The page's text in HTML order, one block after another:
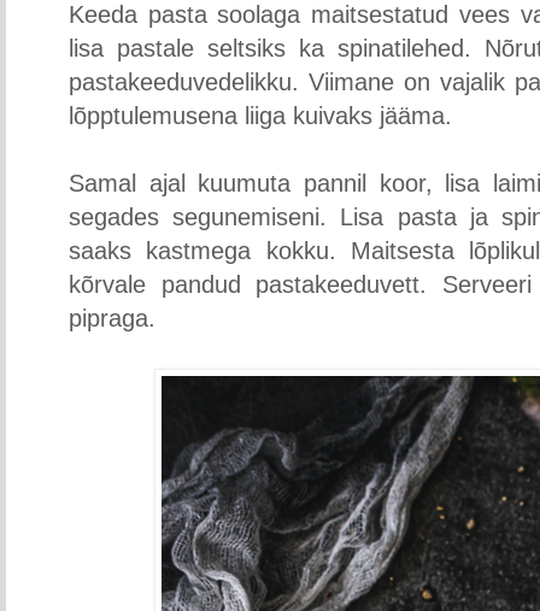
Keeda pasta soolaga maitsestatud vees
lisa pastale seltsiks ka spinatilehed.
pastakeeduvedelikku. Viimane on vajalik
lõpptulemusena liiga kuivaks jääma.
Samal ajal kuumuta pannil koor, lisa
segades segunemiseni. Lisa pasta ja
saaks kastmega kokku. Maitsesta
kõrvale pandud pastakeeduvett.
pipraga.